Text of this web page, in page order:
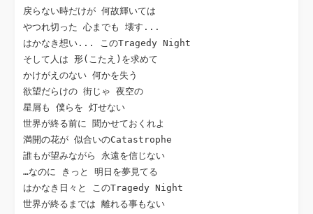
戻らない時だけが 何故輝いては
やつれ切った 心までも 壊す...
はかなき想い... このTragedy Night
そして人は 形(こたえ)を求めて
かけがえのない 何かを失う
欲望だらけの 街じゃ 夜空の
星屑も 僕らを 灯せない
世界が終る前に 聞かせておくれよ
満開の花が 似合いのCatastrophe
誰もが望みながら 永遠を信じない
…なのに きっと 明日を夢見てる
はかなき日々と このTragedy Night
世界が終るまでは 離れる事もない